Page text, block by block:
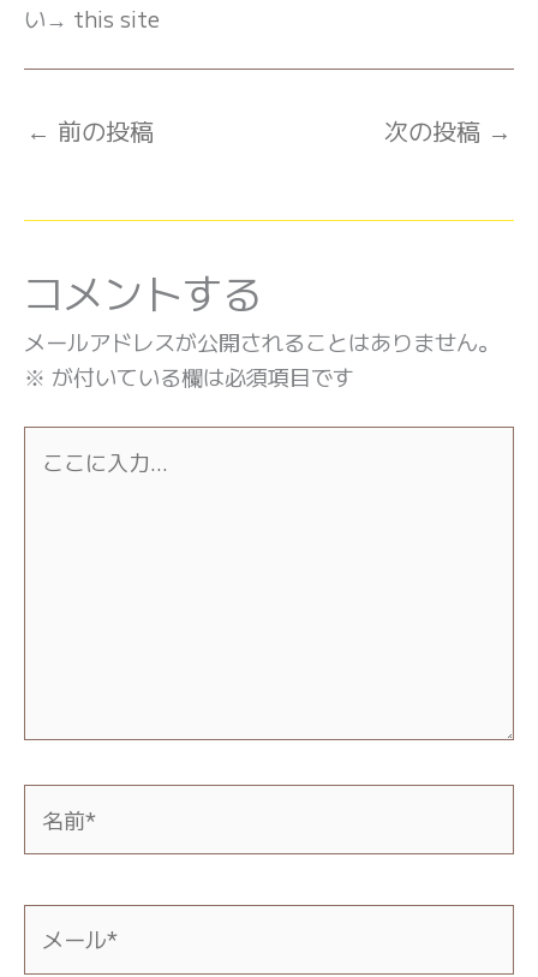
い→ this site
← 前の投稿 次の投稿 →
コメントする
メールアドレスが公開されることはありません。
※ が付いている欄は必須項目です
前
ー